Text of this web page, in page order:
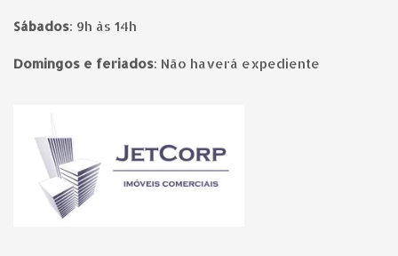
Sábados: 9h às 14h
Domingos e feriados: Não haverá expediente